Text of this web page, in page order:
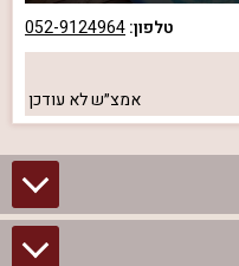
טלפון:052-9124964
אמצ״שלא עודכן